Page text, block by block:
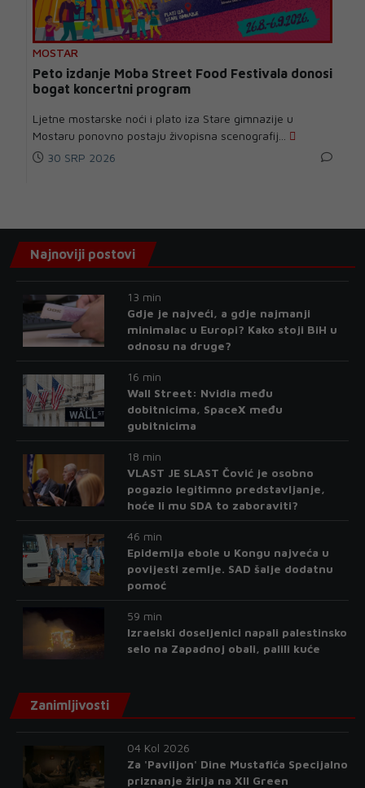
MOSTAR
Peto izdanje Moba Street Food Festivala donosi
bogat koncertni program
Ljetne mostarske noći i plato iza Stare gimnazije u
Mostaru ponovno postaju živopisna scenografij...
30 SRP 2026
Najnoviji postovi
13 min
Gdje je najveći, a gdje najmanji
minimalac u Europi? Kako stoji BiH u
odnosu na druge?
16 min
Wall Street: Nvidia među
dobitnicima, SpaceX među
gubitnicima
18 min
VLAST JE SLAST Čović je osobno
pogazio legitimno predstavljanje,
hoće li mu SDA to zaboraviti?
46 min
Epidemija ebole u Kongu najveća u
povijesti zemlje. SAD šalje dodatnu
pomoć
59 min
Izraelski doseljenici napali palestinsko
selo na Zapadnoj obali, palili kuće
Zanimljivosti
04 Kol 2026
Za 'Paviljon' Dine Mustafića Specijalno
priznanje žirija na XII Green